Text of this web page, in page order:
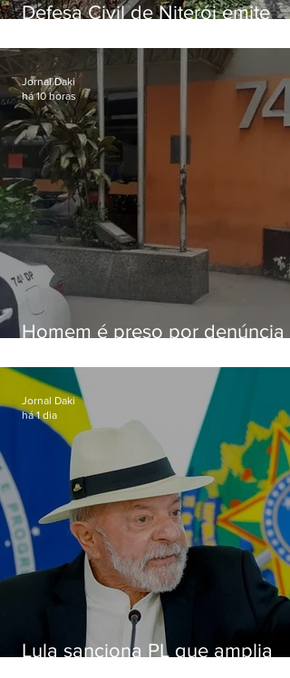
Defesa Civil de Niterói emite
sexta-feira (07)
Homem é preso por denúncia
Alcântara
Jornal Daki
há 10 horas
Lula sanciona PL que amplia
Jornal Daki
há 1 dia